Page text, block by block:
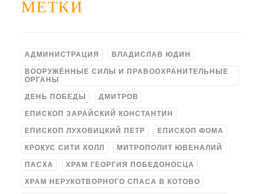
МЕТКИ
АДМИНИСТРАЦИЯ ВЛАДИСЛАВ ЮДИН
ВООРУЖЁННЫЕ СИЛЫ И ПРАВООХРАНИТЕЛЬНЫЕ
ОРГАНЫ
ДЕНЬ ПОБЕДЫ ДМИТРОВ
ЕПИСКОП ЗАРАЙСКИЙ КОНСТАНТИН
ЕПИСКОП ЛУХОВИЦКИЙ ПЕТР ЕПИСКОП ФОМА
КРОКУС СИТИ ХОЛЛ МИТРОПОЛИТ ЮВЕНАЛИЙ
ПАСХА ХРАМ ГЕОРГИЯ ПОБЕДОНОСЦА
ХРАМ НЕРУКОТВОРНОГО СПАСА В КОТОВО